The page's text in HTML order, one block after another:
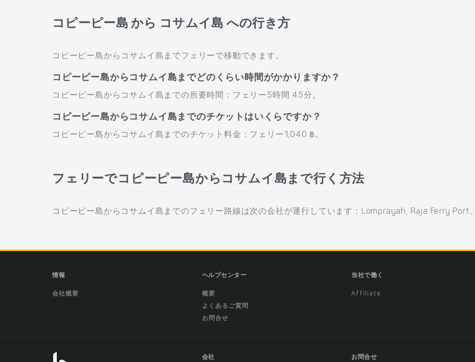
コピーピー島 から コサムイ島 への行き方
コピーピー島からコサムイ島までフェリーで移動できます。
コピーピー島からコサムイ島までどのくらい時間がかかりますか？
コピーピー島からコサムイ島までの所要時間：フェリー5時間 45分。
コピーピー島からコサムイ島までのチケットはいくらですか？
コピーピー島からコサムイ島までのチケット料金：フェリー1,040 ฿。
フェリーでコピーピー島からコサムイ島まで行く方法
コピーピー島からコサムイ島までのフェリー路線は次の会社が運行しています：Lomprayah, Raja Ferry Port。
情報
会社概要
ヘルプセンター
概要
よくあるご質問
お問合せ
当社で働く
Affiliate
会社 お問合せ